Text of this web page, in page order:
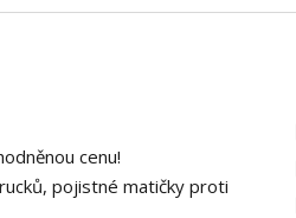
cenu!
pojistné matičky proti